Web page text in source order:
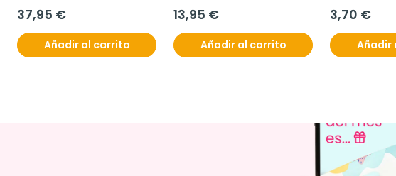
37,95 €
Añadir al carrito
13,95 €
Añadir al carrito
3,70 €
Añadir